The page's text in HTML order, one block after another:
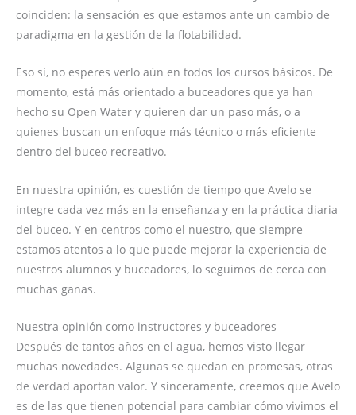
coinciden: la sensación es que estamos ante un cambio de
paradigma en la gestión de la flotabilidad.
Eso sí, no esperes verlo aún en todos los cursos básicos. De
momento, está más orientado a buceadores que ya han
hecho su Open Water y quieren dar un paso más, o a
quienes buscan un enfoque más técnico o más eficiente
dentro del buceo recreativo.
En nuestra opinión, es cuestión de tiempo que Avelo se
integre cada vez más en la enseñanza y en la práctica diaria
del buceo. Y en centros como el nuestro, que siempre
estamos atentos a lo que puede mejorar la experiencia de
nuestros alumnos y buceadores, lo seguimos de cerca con
muchas ganas.
Nuestra opinión como instructores y buceadores
Después de tantos años en el agua, hemos visto llegar
muchas novedades. Algunas se quedan en promesas, otras
de verdad aportan valor. Y sinceramente, creemos que Avelo
es de las que tienen potencial para cambiar cómo vivimos el